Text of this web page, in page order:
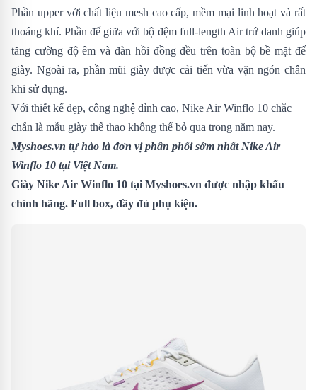
Phần upper với chất liệu mesh cao cấp, mềm mại linh hoạt và rất
thoáng khí. Phần đế giữa với bộ đệm full-length Air trứ danh giúp
tăng cường độ êm và đàn hồi đồng đều trên toàn bộ bề mặt đế
giày. Ngoài ra, phần mũi giày được cải tiến vừa vặn ngón chân
khi sử dụng.
Với thiết kế đẹp, công nghệ đỉnh cao, Nike Air Winflo 10 chắc
chắn là mẫu giày thể thao không thể bỏ qua trong năm nay.
Myshoes.vn tự hào là đơn vị phân phối sớm nhất Nike Air
Winflo 10 tại Việt Nam.
Giày Nike Air Winflo 10 tại Myshoes.vn được nhập khẩu
chính hãng. Full box, đầy đủ phụ kiện.